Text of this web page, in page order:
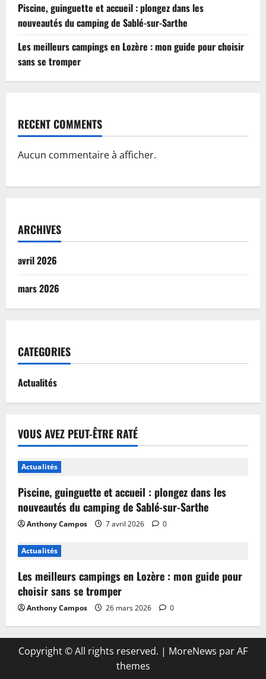
Piscine, guinguette et accueil : plongez dans les
nouveautés du camping de Sablé-sur-Sarthe
Les meilleurs campings en Lozère : mon guide pour choisir
sans se tromper
RECENT COMMENTS
Aucun commentaire à afficher.
ARCHIVES
avril 2026
mars 2026
CATEGORIES
Actualités
VOUS AVEZ PEUT-ÊTRE RATÉ
Actualités
Piscine, guinguette et accueil : plongez dans les
nouveautés du camping de Sablé-sur-Sarthe
Anthony Campos 7 avril 2026 0
Actualités
Les meilleurs campings en Lozère : mon guide pour
choisir sans se tromper
Anthony Campos 26 mars 2026 0
Copyright © All rights reserved. | MoreNews par AF
themes